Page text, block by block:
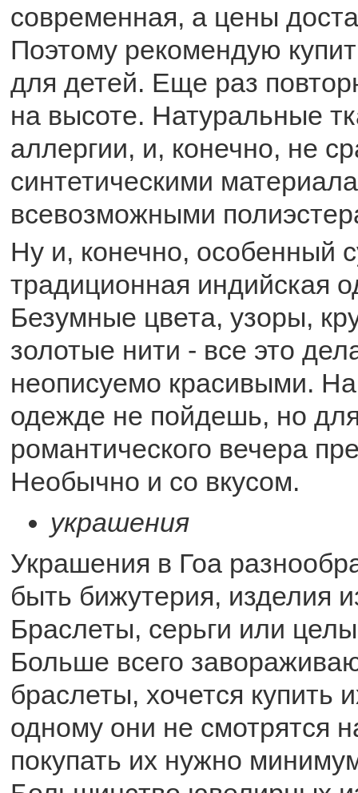
современная, а цены
Поэтому рекомендую
для детей. Еще раз
на высоте. Натуральные
аллергии, и, конечно, не
синтетическими
всевозможными
Ну и, конечно, особенный
традиционная индийская
Безумные цвета, узоры,
золотые нити - все это
неописуемо красивыми.
одежде не пойдешь, но
романтического вечера
Необычно и со вкусом.
украшения
Украшения в Гоа
быть бижутерия, изделия
Браслеты, серьги или
Больше всего
браслеты, хочется купить
одному они не смотрятся
покупать их нужно